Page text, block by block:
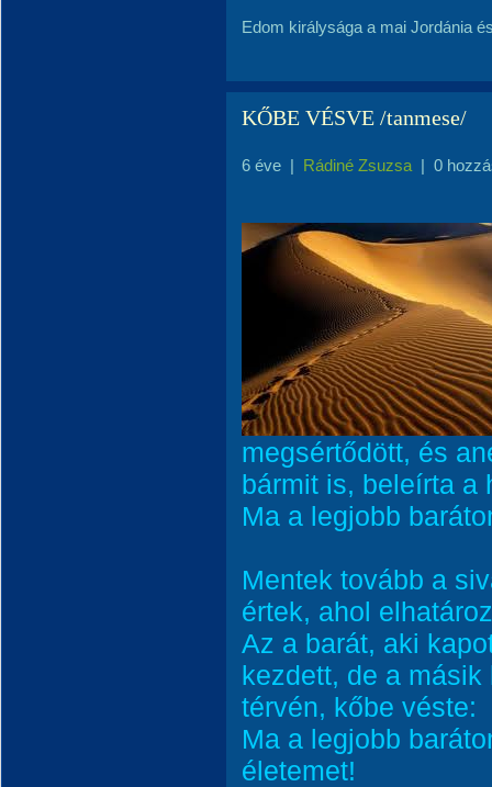
Edom királysága a mai Jordánia
KŐBE VÉSVE /tanmese/
6 éve | Rádiné Zsuzsa | 0
megsértődött, és
bármit is, beleírta a
Ma a legjobb
Mentek tovább a
értek, ahol
Az a barát, aki
kezdett, de a
térvén, kőbe véste:
Ma a legjobb
életemet!